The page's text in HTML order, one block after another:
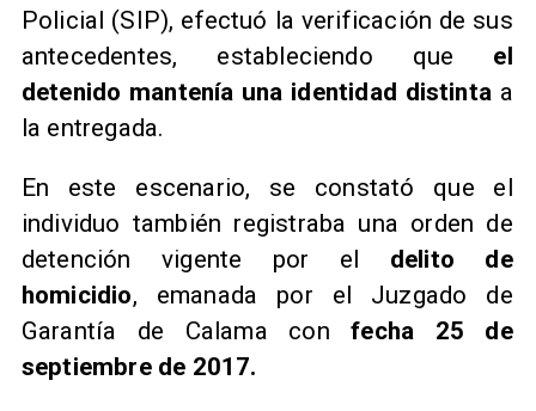
Policial (SIP), efectuó la verificación de sus
antecedentes, estableciendo que el
detenido mantenía una identidad distinta a
la entregada.
En este escenario, se constató que el
individuo también registraba una orden de
detención vigente por el delito de
homicidio, emanada por el Juzgado de
Garantía de Calama confecha 25 de
septiembre de 2017.